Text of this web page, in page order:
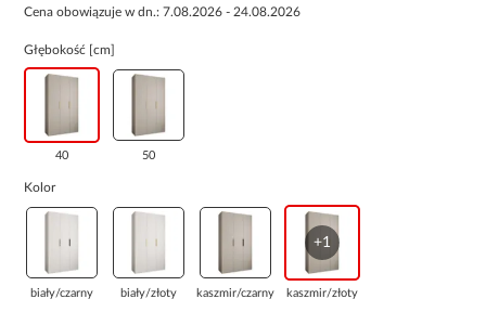
Cena obowiązuje w dn.: 7.08.2026 - 24.08.2026
Głębokość [cm]
40 50
Kolor
biały/czarny biały/złoty kaszmir/czarny
+1
kaszmir/złoty